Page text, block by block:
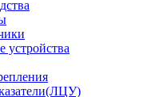
устройства